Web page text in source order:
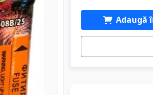
Adaugă